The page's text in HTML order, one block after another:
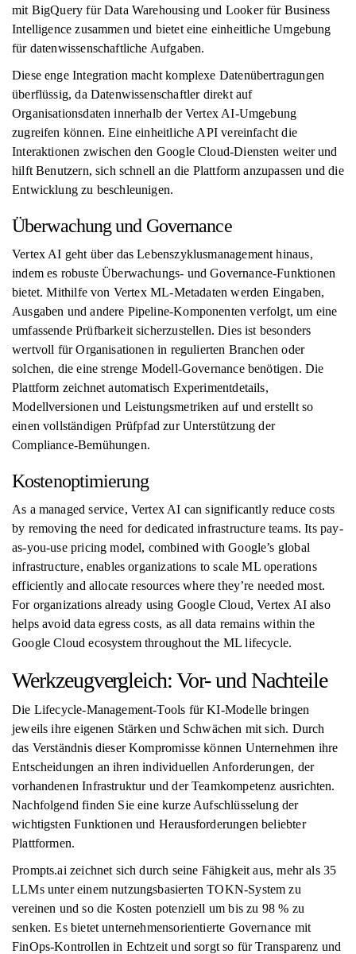
mit BigQuery für Data Warehousing und Looker für Business
Intelligence zusammen und bietet eine einheitliche Umgebung
für datenwissenschaftliche Aufgaben.
Diese enge Integration macht komplexe Datenübertragungen
überflüssig, da Datenwissenschaftler direkt auf
Organisationsdaten innerhalb der Vertex AI-Umgebung
zugreifen können. Eine einheitliche API vereinfacht die
Interaktionen zwischen den Google Cloud-Diensten weiter und
hilft Benutzern, sich schnell an die Plattform anzupassen und die
Entwicklung zu beschleunigen.
Überwachung und Governance
Vertex AI geht über das Lebenszyklusmanagement hinaus,
indem es robuste Überwachungs- und Governance-Funktionen
bietet. Mithilfe von Vertex ML-Metadaten werden Eingaben,
Ausgaben und andere Pipeline-Komponenten verfolgt, um eine
umfassende Prüfbarkeit sicherzustellen. Dies ist besonders
wertvoll für Organisationen in regulierten Branchen oder
solchen, die eine strenge Modell-Governance benötigen. Die
Plattform zeichnet automatisch Experimentdetails,
Modellversionen und Leistungsmetriken auf und erstellt so
einen vollständigen Prüfpfad zur Unterstützung der
Compliance-Bemühungen.
Kostenoptimierung
As a managed service, Vertex AI can significantly reduce costs
by removing the need for dedicated infrastructure teams. Its pay-
as-you-use pricing model, combined with Google’s global
infrastructure, enables organizations to scale ML operations
efficiently and allocate resources where they’re needed most.
For organizations already using Google Cloud, Vertex AI also
helps avoid data egress costs, as all data remains within the
Google Cloud ecosystem throughout the ML lifecycle.
Werkzeugvergleich: Vor- und Nachteile
Die Lifecycle-Management-Tools für KI-Modelle bringen
jeweils ihre eigenen Stärken und Schwächen mit sich. Durch
das Verständnis dieser Kompromisse können Unternehmen ihre
Entscheidungen an ihren individuellen Anforderungen, der
vorhandenen Infrastruktur und der Teamkompetenz ausrichten.
Nachfolgend finden Sie eine kurze Aufschlüsselung der
wichtigsten Funktionen und Herausforderungen beliebter
Plattformen.
Prompts.ai zeichnet sich durch seine Fähigkeit aus, mehr als 35
LLMs unter einem nutzungsbasierten TOKN-System zu
vereinen und so die Kosten potenziell um bis zu 98 % zu
senken. Es bietet unternehmensorientierte Governance mit
FinOps-Kontrollen in Echtzeit und sorgt so für Transparenz und